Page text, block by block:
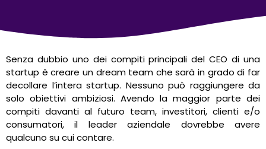
Senza dubbio uno dei compiti principali del CEO di una
startup è creare un dream team che sarà in grado di far
decollare l’intera startup. Nessuno può raggiungere da
solo obiettivi ambiziosi. Avendo la maggior parte dei
compiti davanti al futuro team, investitori, clienti e/o
consumatori, il leader aziendale dovrebbe avere
qualcuno su cui contare.